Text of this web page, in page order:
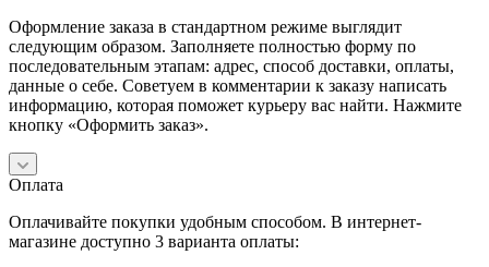
Оформление заказа в стандартном режиме выглядит
следующим образом. Заполняете полностью форму по
последовательным этапам: адрес, способ доставки, оплаты,
данные о себе. Советуем в комментарии к заказу написать
информацию, которая поможет курьеру вас найти. Нажмите
кнопку «Оформить заказ».
Оплата
Оплачивайте покупки удобным способом. В интернет-
магазине доступно 3 варианта оплаты: